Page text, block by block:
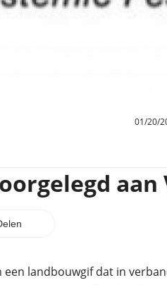
01/20/
aan
een landbouwgif dat in